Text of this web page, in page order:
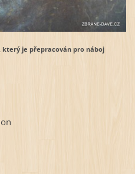
který je přepracován pro náboj